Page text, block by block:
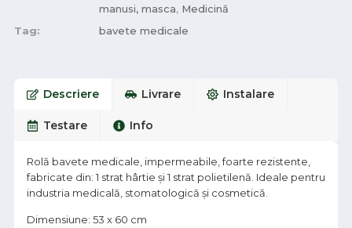
manusi, masca, Medicină
Tag:
bavete medicale
Descriere Livrare Instalare
Testare Info
Rolă bavete medicale, impermeabile, foarte rezistente,
fabricate din: 1 strat hârtie și 1 strat polietilenă. Ideale pentru
industria medicală, stomatologică și cosmetică.
Dimensiune: 53 x 60 cm